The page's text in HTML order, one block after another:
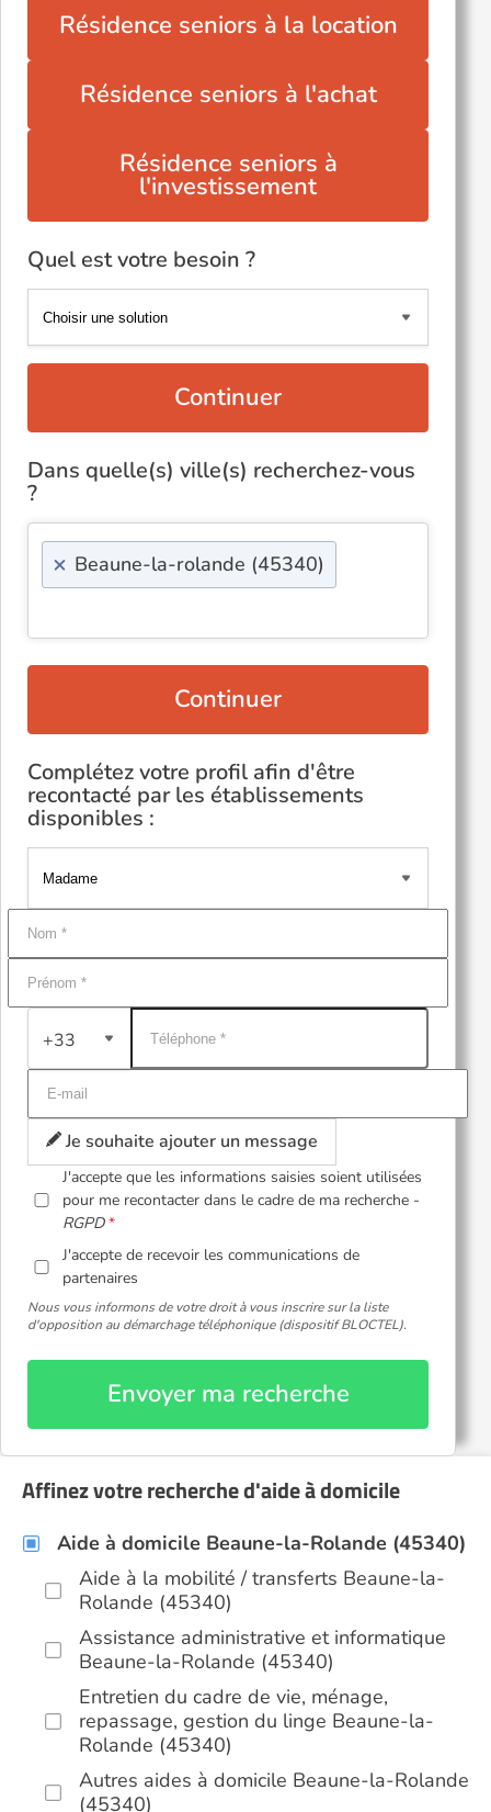
Résidence seniors à la location
Résidence seniors à l'achat
Résidence seniors à
l'investissement
Quel est votre besoin ?
Continuer
Dans quelle(s) ville(s) recherchez-vous
?
× Beaune-la-rolande (45340)
Continuer
Complétez votre profil afin d'être
recontacté par les établissements
disponibles :
+33
Je souhaite ajouter un message
J'accepte que les informations saisies soient utilisées
pour me recontacter dans le cadre de ma recherche -
RGPD
J'accepte de recevoir les communications de
partenaires
Nous vous informons de votre droit à vous inscrire sur la liste
d'opposition au démarchage téléphonique (dispositif BLOCTEL).
Envoyer ma recherche
Affinez votre recherche d'aide à domicile
Aide à domicile Beaune-la-Rolande (45340)
Aide à la mobilité / transferts Beaune-la-
Rolande (45340)
Assistance administrative et informatique
Beaune-la-Rolande (45340)
Entretien du cadre de vie, ménage,
repassage, gestion du linge Beaune-la-
Rolande (45340)
Autres aides à domicile Beaune-la-Rolande
(45340)